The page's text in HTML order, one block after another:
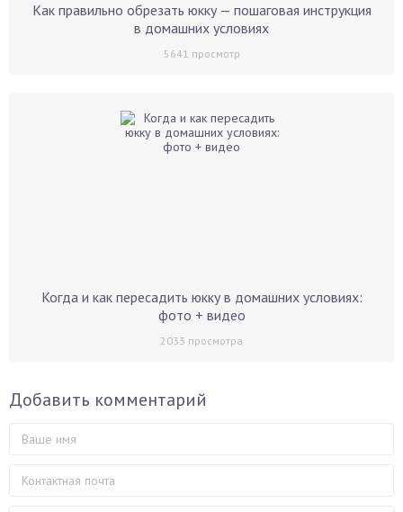
Как правильно обрезать юкку — пошаговая инструкция
в домашних условиях
5641 просмотр
Когда и как пересадить юкку в домашних условиях:
фото + видео
2033 просмотра
Добавить комментарий